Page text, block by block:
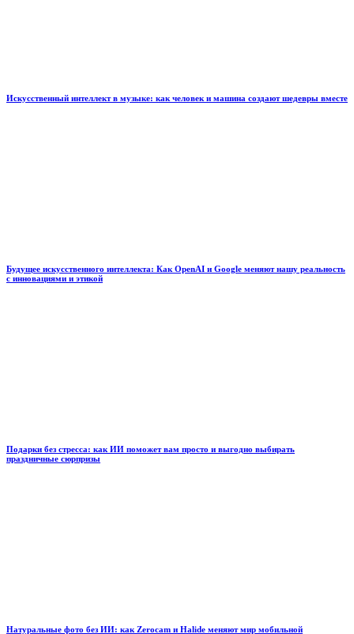
Искусственный интеллект в музыке: как человек и машина создают шедевры вместе
Будущее искусственного интеллекта: Как OpenAI и Google меняют нашу реальность
с инновациями и этикой
Подарки без стресса: как ИИ поможет вам просто и выгодно выбирать
праздничные сюрпризы
Натуральные фото без ИИ: как Zerocam и Halide меняют мир мобильной